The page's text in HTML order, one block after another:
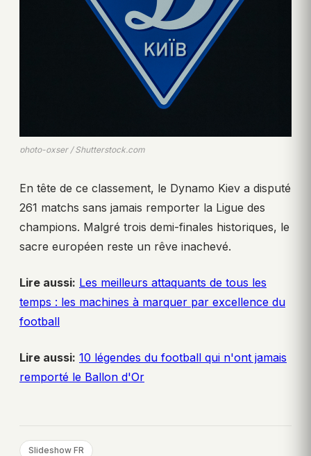
photo-oxser / Shutterstock.com
En tête de ce classement, le Dynamo Kiev a disputé
261 matchs sans jamais remporter la Ligue des
champions. Malgré trois demi-finales historiques, le
sacre européen reste un rêve inachevé.
Lire aussi: Les meilleurs attaquants de tous les
temps : les machines à marquer par excellence du
football
Lire aussi: 10 légendes du football qui n'ont jamais
remporté le Ballon d'Or
Slideshow FR